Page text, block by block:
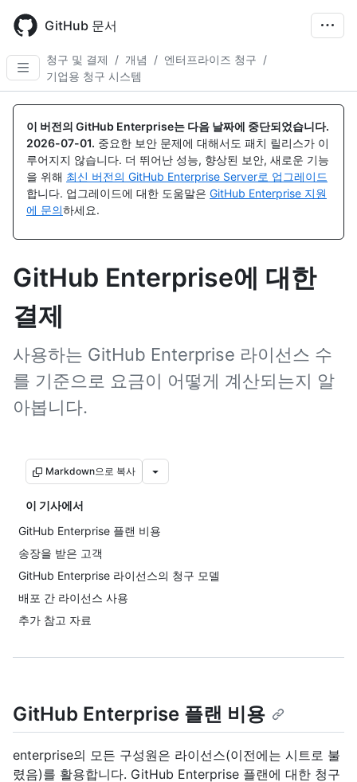
main
content
GitHub 문서
청구 및 결제 / 개념 / 엔터프라이즈 청구 /
기업용 청구 시스템
이 버전의 GitHub Enterprise는 다음 날짜에 중단되었습니다.
2026-07-01. 중요한 보안 문제에 대해서도 패치 릴리스가 이
루어지지 않습니다. 더 뛰어난 성능, 향상된 보안, 새로운 기능
을 위해 최신 버전의 GitHub Enterprise Server로 업그레이드
합니다. 업그레이드에 대한 도움말은 GitHub Enterprise 지원
에 문의하세요.
GitHub Enterprise에 대한
결제
사용하는 GitHub Enterprise 라이선스 수
를 기준으로 요금이 어떻게 계산되는지 알
아봅니다.
Markdown으로 복사
이 기사에서
GitHub Enterprise 플랜 비용
송장을 받은 고객
GitHub Enterprise 라이선스의 청구 모델
배포 간 라이선스 사용
추가 참고 자료
GitHub Enterprise 플랜 비용
enterprise의 모든 구성원은 라이선스(이전에는 시트로 불
렸음)를 활용합니다. GitHub Enterprise 플랜에 대한 청구